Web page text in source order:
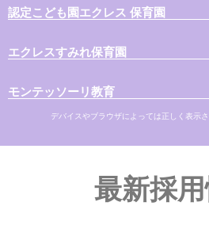
認定こども園エクレス 保育園
エクレスすみれ保育園
モンテッソーリ教育
デバイスやブラウザによっては正しく表示
最新採